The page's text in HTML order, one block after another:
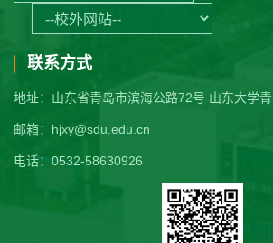
联系方式
地址：山东省青岛市滨海公路72号 山东大学
邮箱：hjxy@sdu.edu.cn
电话：0532-58630926